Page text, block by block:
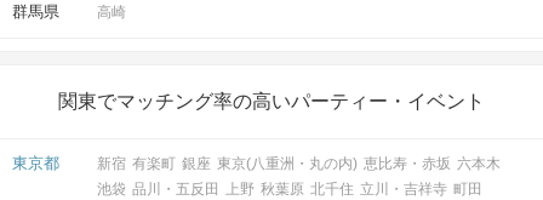
会場
群馬県 高崎
関東でマッチング率の高いパーティー・イベント
東京都 新宿 有楽町 銀座 東京(八重洲・丸の内) 恵比寿・赤坂 六本木
池袋 品川・五反田 上野 秋葉原 北千住 立川・吉祥寺 町田